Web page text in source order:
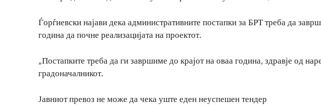
Ѓорѓиевски најави дека административните постапки за БРТ треба да
година да почне реализацијата на проектот.
„Постапките треба да ги завршиме до крајот на оваа година, здравје од
градоначалникот.
Јавниот превоз не може да чека уште еден неуспешен тендер